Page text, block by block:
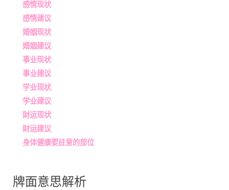
感情现状
感情建议
婚姻现状
婚姻建议
事业现状
事业建议
学业现状
学业建议
財运现状
財运建议
身体健康要註意的部位
牌面意思解析